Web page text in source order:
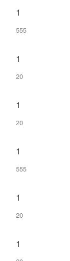
1
555
1
20
1
20
1
555
1
20
1